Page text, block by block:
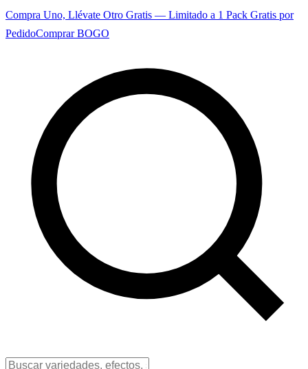
Compra Uno, Llévate Otro Gratis — Limitado a 1 Pack Gratis por
PedidoComprar BOGO